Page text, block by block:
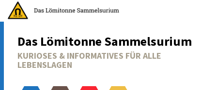
Das Lömitonne Sammelsurium
KURIOSES & INFORMATIVES FÜR ALLE
LEBENSLAGEN